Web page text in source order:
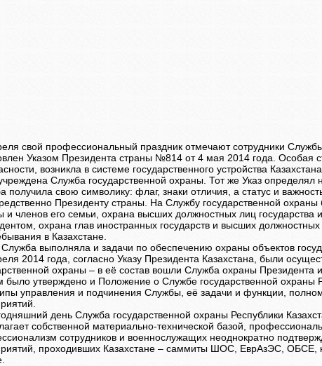
свой профессиональный праздник отмечают сотрудники
Указом Президента страны №814 от 4 мая 2014 года. Особая
возникла в системе государственного устройства
Служба государственной охраны. Тот же Указ определял
получила свою символику: флаг, знаки отличия, а статус и
Президенту страны. На Службу государственной
и членов его семьи, охрана высших должностных лиц
охрана глав иностранных государств и высших
в Казахстане.
выполняла и задачи по обеспечению охраны объектов
2014 года, согласно Указу Президента Казахстана, были
охраны – в её состав вошли Служба охраны
было утверждено и Положение о Службе государственной охраны
управления и подчинения Службы, её задачи и функции,
день Служба государственной охраны Республики
собственной материально-технической базой,
сотрудников и военнослужащих неоднократно
проходивших Казахстане – саммиты ШОС, ЕврАзЭС, ОБСЕ,